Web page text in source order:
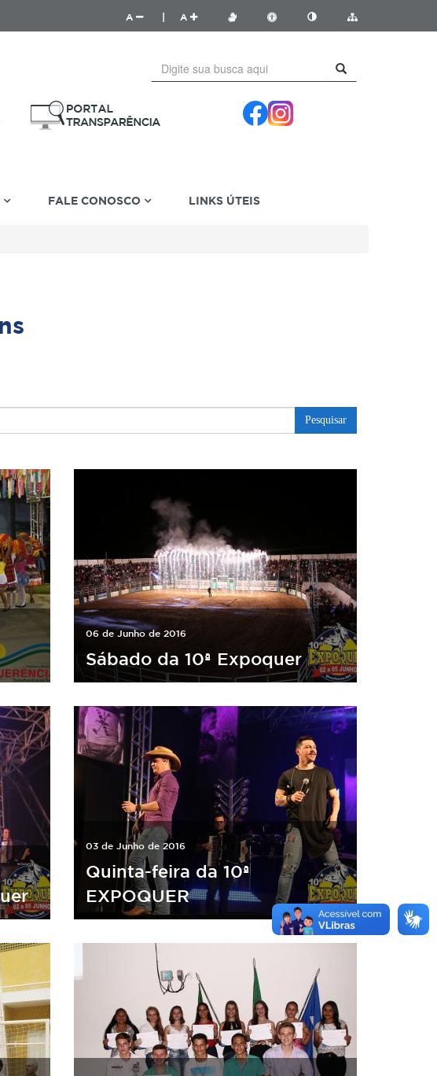
A A
FALE CONOSCO LINKS ÚTEIS
Pesquisar
06 de Junho de 2016
Sábado da 10ª Expoquer
03 de Junho de 2016
Quinta-feira da 10ª
EXPOQUER